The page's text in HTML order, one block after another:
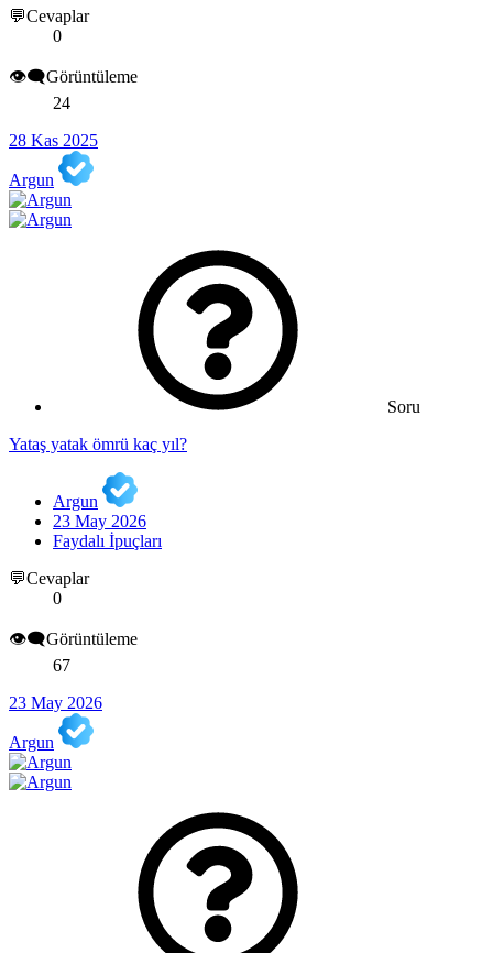
💬Cevaplar
0
👁️‍🗨️Görüntüleme
24
28 Kas 2025
Argun
Soru
Yataş yatak ömrü kaç yıl?
Argun
23 May 2026
Faydalı İpuçları
💬Cevaplar
0
👁️‍🗨️Görüntüleme
67
23 May 2026
Argun